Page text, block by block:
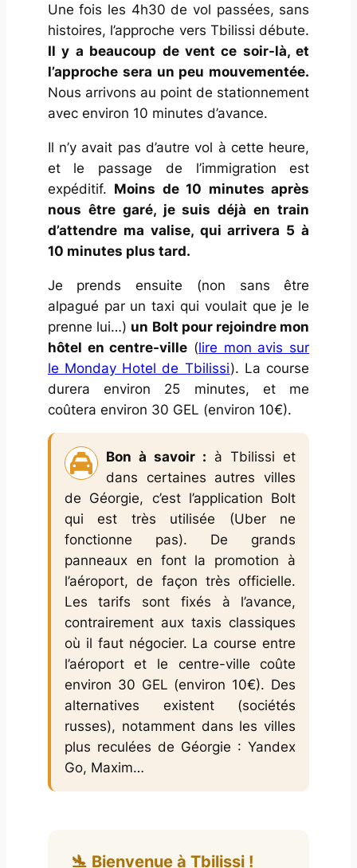
Une fois les 4h30 de vol passées, sans
histoires, l’approche vers Tbilissi débute.
Il y a beaucoup de vent ce soir-là, et
l’approche sera un peu mouvementée.
Nous arrivons au point de stationnement
avec environ 10 minutes d’avance.
Il n’y avait pas d’autre vol à cette heure,
et le passage de l’immigration est
expéditif. Moins de 10 minutes après
nous être garé, je suis déjà en train
d’attendre ma valise, qui arrivera 5 à
10 minutes plus tard.
Je prends ensuite (non sans être
alpagué par un taxi qui voulait que je le
prenne lui…) un Bolt pour rejoindre mon
hôtel en centre-ville (lire mon avis sur
le Monday Hotel de Tbilissi). La course
durera environ 25 minutes, et me
coûtera environ 30 GEL (environ 10€).
Bon à savoir : à Tbilissi et
dans certaines autres villes
de Géorgie, c’est l’application Bolt
qui est très utilisée (Uber ne
fonctionne pas). De grands
panneaux en font la promotion à
l’aéroport, de façon très officielle.
Les tarifs sont fixés à l’avance,
contrairement aux taxis classiques
où il faut négocier. La course entre
l’aéroport et le centre-ville coûte
environ 30 GEL (environ 10€). Des
alternatives existent (sociétés
russes), notamment dans les villes
plus reculées de Géorgie : Yandex
Go, Maxim…
🛬 Bienvenue à Tbilissi !